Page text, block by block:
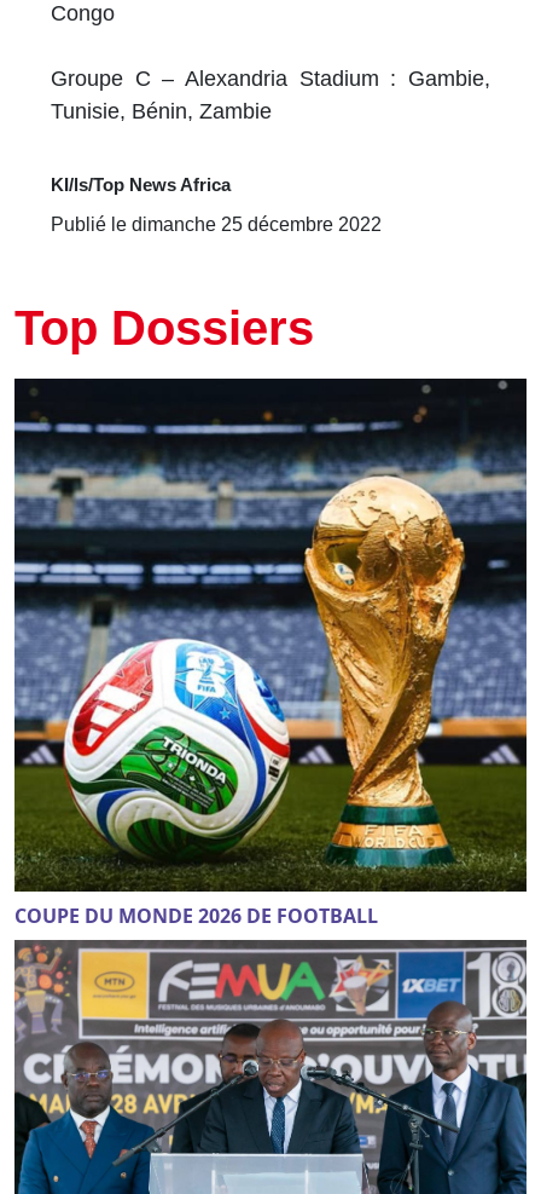
Congo
Groupe C – Alexandria Stadium : Gambie,
Tunisie, Bénin, Zambie
KI/ls/Top News Africa
Publié le dimanche 25 décembre 2022
Top Dossiers
COUPE DU MONDE 2026 DE FOOTBALL